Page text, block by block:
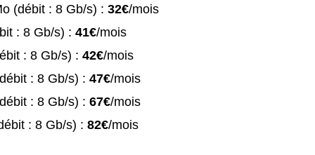
(débit : 8 Gb/s) : 32€/mois
: 8 Gb/s) : 41€/mois
: 8 Gb/s) : 42€/mois
: 8 Gb/s) : 47€/mois
: 8 Gb/s) : 67€/mois
: 8 Gb/s) : 82€/mois